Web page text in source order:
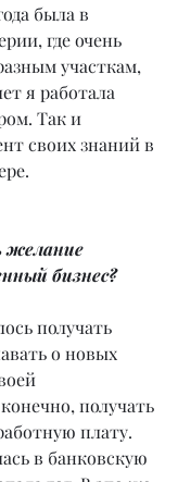
была в
где очень
участкам,
я работала
Так и
своих знаний в
желание
бизнес?
получать
о новых
получать
плату.
в банковскую